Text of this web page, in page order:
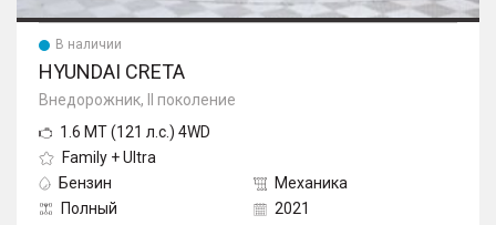
В наличии
HYUNDAI CRETA
Внедорожник, II поколение
1.6 MT (121 л.с.) 4WD
Family + Ultra
Бензин
Механика
Полный
2021